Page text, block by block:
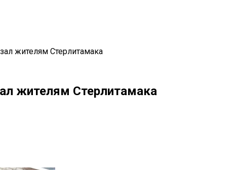
жителям Стерлитамака
жителям Стерлитамака